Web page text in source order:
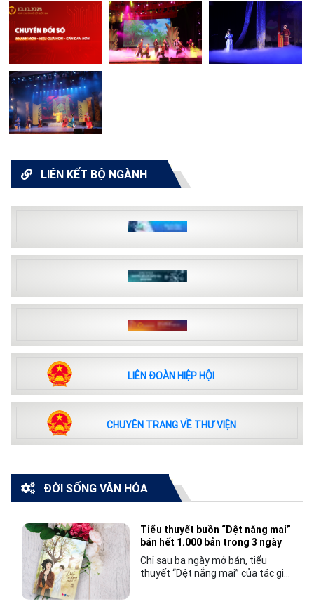
LIÊN KẾT BỘ NGÀNH
LIÊN ĐOÀN HIỆP HỘI
CHUYÊN TRANG VỀ THƯ VIỆN
ĐỜI SỐNG VĂN HÓA
Tiểu thuyết buồn “Dệt nắng mai”
bán hết 1.000 bản trong 3 ngày
Chỉ sau ba ngày mở bán, tiểu
thuyết “Dệt nắng mai” của tác giả